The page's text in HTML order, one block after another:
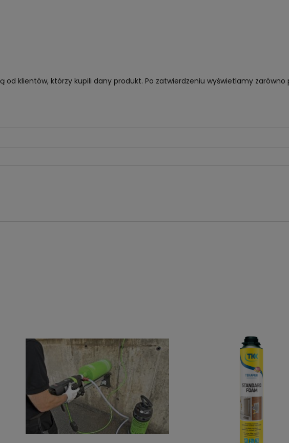
od klientów, którzy kupili dany produkt. Po zatwierdzeniu wyświetlamy